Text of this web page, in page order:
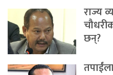
राज्य
छन्?